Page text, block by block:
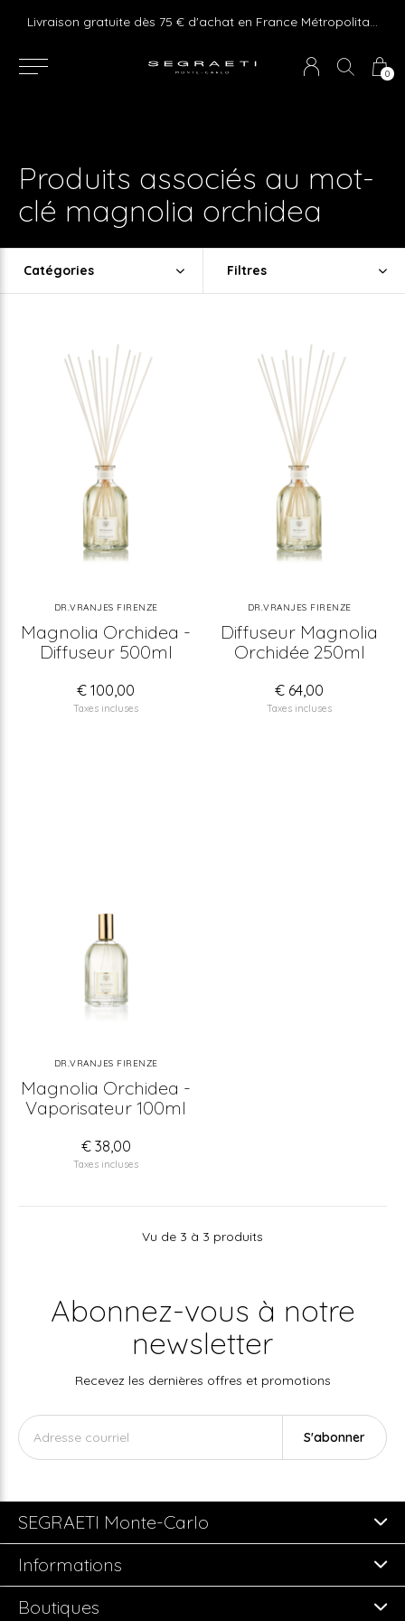
0
Livraison gratuite dès 75 € d'achat en France Métropolitaine et Monaco (hors mobilier)
Produits associés au mot-
clé magnolia orchidea
Catégories Filtres
DR.VRANJES FIRENZE
Magnolia Orchidea -
Diffuseur 500ml
€ 100,00
Taxes incluses
DR.VRANJES FIRENZE
Diffuseur Magnolia
Orchidée 250ml
€ 64,00
Taxes incluses
DR.VRANJES FIRENZE
Magnolia Orchidea -
Vaporisateur 100ml
€ 38,00
Taxes incluses
Vu de 3 à 3 produits
Abonnez-vous à notre
newsletter
Recevez les dernières offres et promotions
S'abonner
SEGRAETI Monte-Carlo
Informations
Boutiques